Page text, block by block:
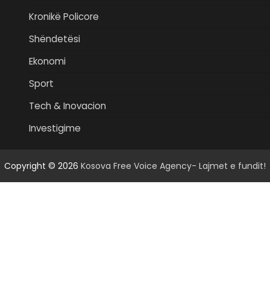
Kronikë Policore
Shëndetësi
Ekonomi
Sport
Tech & Inovacion
Investigime